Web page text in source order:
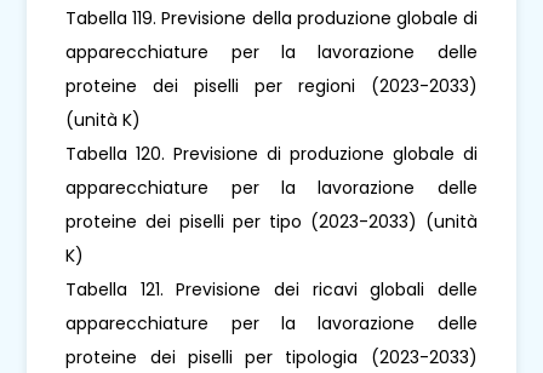
Tabella 119. Previsione della produzione globale di
apparecchiature per la lavorazione delle
proteine ​​dei piselli per regioni (2023-2033)
(unità K)
Tabella 120. Previsione di produzione globale di
apparecchiature per la lavorazione delle
proteine ​​dei piselli per tipo (2023-2033) (unità
K)
Tabella 121. Previsione dei ricavi globali delle
apparecchiature per la lavorazione delle
proteine ​​dei piselli per tipologia (2023-2033)